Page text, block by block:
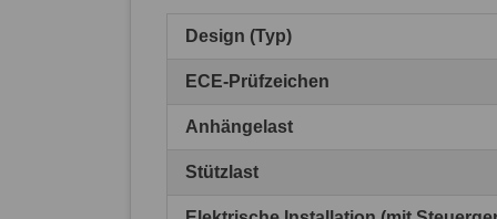
Design (Typ)
ECE-Prüfzeichen
Anhängelast
Stützlast